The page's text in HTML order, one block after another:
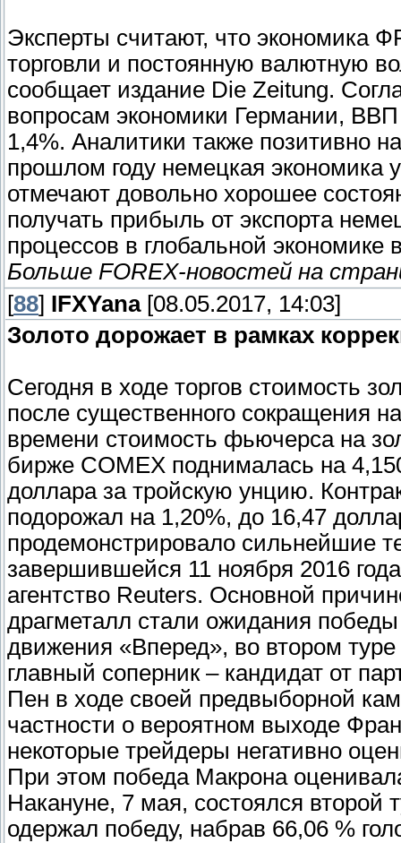
Эксперты считают, что экономика
торговли и постоянную валютную
сообщает издание Die Zeitung.
вопросам экономики Германии,
1,4%. Аналитики также позитивно
прошлом году немецкая экономика
отмечают довольно хорошее
получать прибыль от экспорта
процессов в глобальной
Больше FOREX-новостей на
[88] IFXYana[08.05.2017, 14:03]
Золото дорожает в рамках
Сегодня в ходе торгов стоимость
после существенного сокращения
времени стоимость фьючерса на
бирже COMEX поднималась на
доллара за тройскую унцию.
подорожал на 1,20%, до 16,47
продемонстрировало сильнейшие
завершившейся 11 ноября 2016
агентство Reuters. Основной
драгметалл стали ожидания
движения «Вперед», во втором
главный соперник – кандидат от
Пен в ходе своей предвыборной
частности о вероятном выходе
некоторые трейдеры негативно
При этом победа Макрона
Накануне, 7 мая, состоялся
одержал победу, набрав 66,06 %